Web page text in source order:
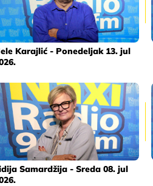
Karajlić - Ponedeljak 13. jul
Samardžija - Sreda 08. jul